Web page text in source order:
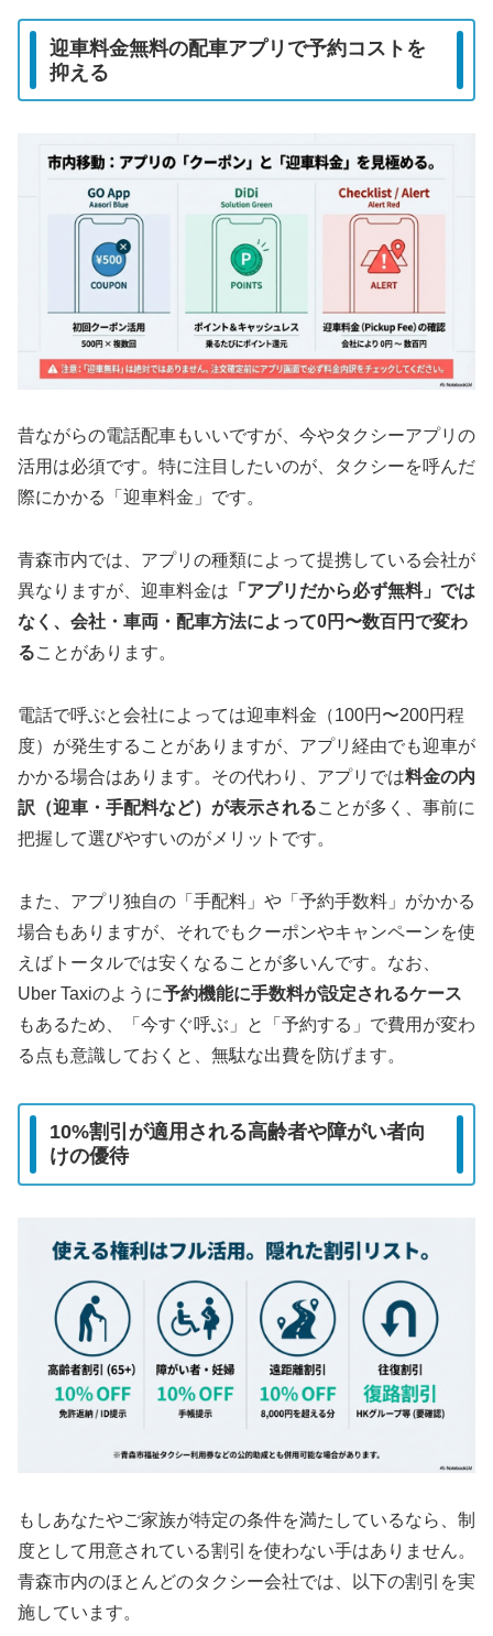
迎車料金無料の配車アプリで予約コストを
抑える
昔ながらの電話配車もいいですが、今やタクシーアプリの
活用は必須です。特に注目したいのが、タクシーを呼んだ
際にかかる「迎車料金」です。
青森市内では、アプリの種類によって提携している会社が
異なりますが、迎車料金は 「アプリだから必ず無料」では
なく、会社・車両・配車方法によって0円〜数百円で変わ
ることがあります。
電話で呼ぶと会社によっては迎車料金（100円〜200円程
度）が発生することがありますが、アプリ経由でも迎車が
かかる場合はあります。その代わり、アプリでは料金の内
訳（迎車・手配料など）が表示されることが多く、事前に
把握して選びやすいのがメリットです。
また、アプリ独自の「手配料」や「予約手数料」がかかる
場合もありますが、それでもクーポンやキャンペーンを使
えばトータルでは安くなることが多いんです。なお、
Uber Taxiのように予約機能に手数料が設定されるケース
もあるため、「今すぐ呼ぶ」と「予約する」で費用が変わ
る点も意識しておくと、無駄な出費を防げます。
10%割引が適用される高齢者や障がい者向
けの優待
もしあなたやご家族が特定の条件を満たしているなら、制
度として用意されている割引を使わない手はありません。
青森市内のほとんどのタクシー会社では、以下の割引を実
施しています。